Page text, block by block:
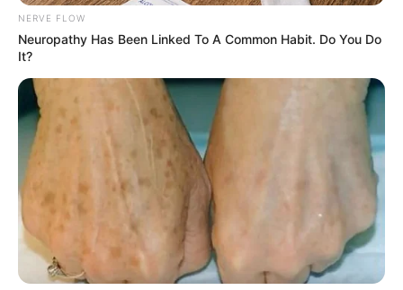
NERVE FLOW
Neuropathy Has Been Linked To A Common Habit. Do You Do
It?